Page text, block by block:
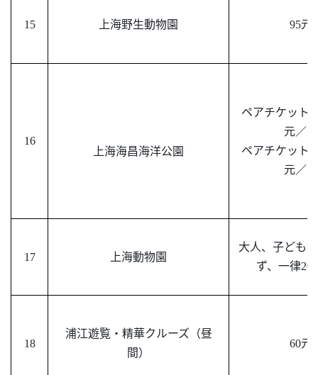
15 上海野生動物園 95元
16
上海海昌海洋公園
ペアチケット
元／
ペアチケット
元／
17 上海動物園
大人、子ども
ず、一律20
18
浦江遊覧・精華クルーズ（昼
間）
60元